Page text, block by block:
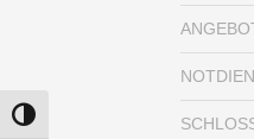
UMSCHALTEN AUF